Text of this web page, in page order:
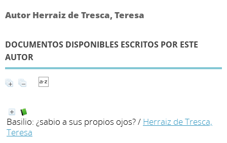
Autor Herraiz de Tresca, Teresa
DOCUMENTOS DISPONIBLES ESCRITOS POR ESTE
AUTOR
Basilio: ¿sabio a sus propios ojos?/ Herraiz de Tresca,
Teresa